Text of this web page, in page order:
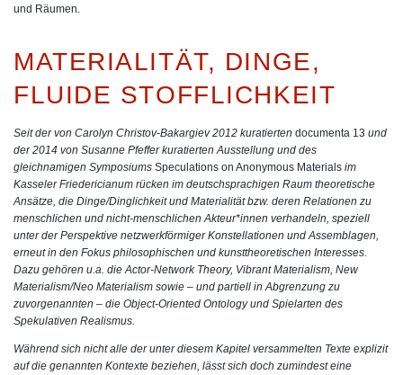
und Räumen.
MATERIALITÄT, DINGE,
FLUIDE STOFFLICHKEIT
Seit der von Carolyn Christov-Bakargiev 2012 kuratierten documenta 13 und
der 2014 von Susanne Pfeffer kuratierten Ausstellung und des
gleichnamigen Symposiums Speculations on Anonymous Materials im
Kasseler Friedericianum rücken im deutschsprachigen Raum theoretische
Ansätze, die Dinge/Dinglichkeit und Materialität bzw. deren Relationen zu
menschlichen und nicht-menschlichen Akteur*innen verhandeln, speziell
unter der Perspektive netzwerkförmiger Konstellationen und Assemblagen,
erneut in den Fokus philosophischen und kunsttheoretischen Interesses.
Dazu gehören u.a. die Actor-Network Theory, Vibrant Materialism, New
Materialism/Neo Materialism sowie – und partiell in Abgrenzung zu
zuvorgenannten – die Object-Oriented Ontology und Spielarten des
Spekulativen Realismus.
Während sich nicht alle der unter diesem Kapitel versammelten Texte explizit
auf die genannten Kontexte beziehen, lässt sich doch zumindest eine